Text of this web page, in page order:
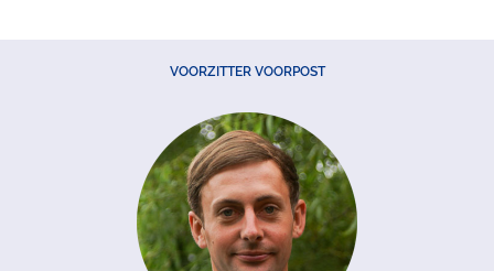
VOORZITTER VOORPOST